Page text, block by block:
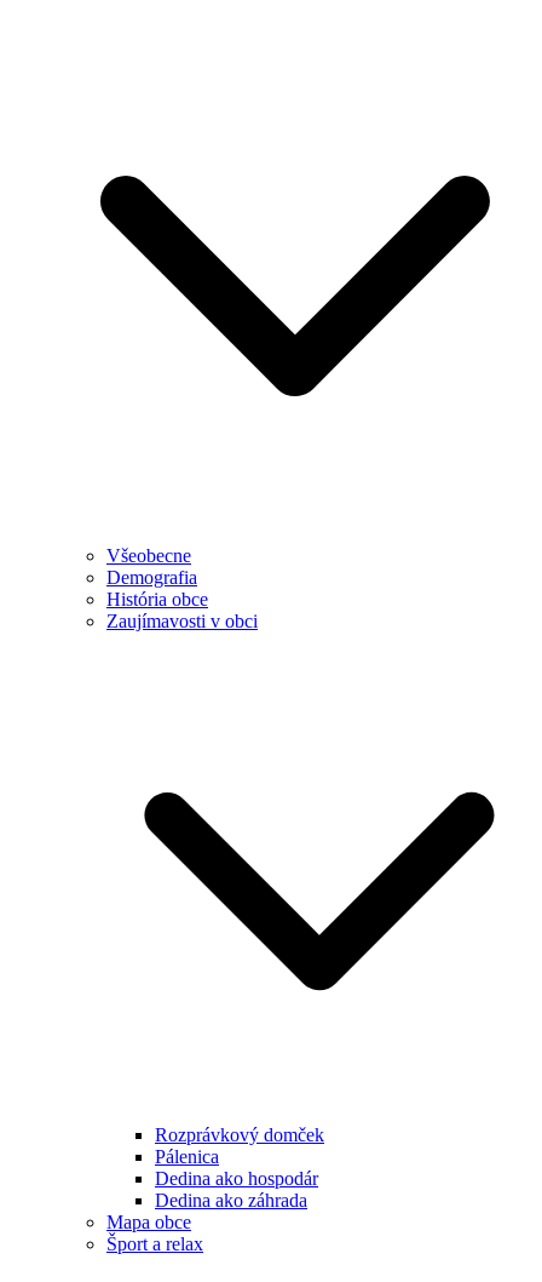
Všeobecne
Demografia
História obce
Zaujímavosti v obci
Rozprávkový domček
Pálenica
Dedina ako hospodár
Dedina ako záhrada
Mapa obce
Šport a relax